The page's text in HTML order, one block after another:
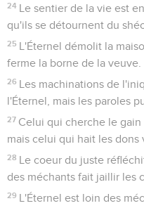
24 Le sentier de la vie est
qu'ils se détournent du
25 L'Éternel démolit la
ferme la borne de la veuve.
26 Les machinations de
l'Éternel, mais les paroles
27 Celui qui cherche le gain
mais celui qui hait les dons
28 Le coeur du juste
des méchants fait jaillir les
29 L'Éternel est loin des